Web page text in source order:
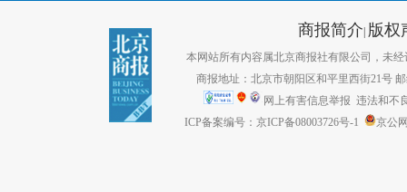
商报简介| 版权
本网站所有内容属北京商报社有限公司，未经
商报地址：北京市朝阳区和平里西街21号
网上有害信息举报 违法和不
ICP备案编号：京ICP备08003726号-1
京公